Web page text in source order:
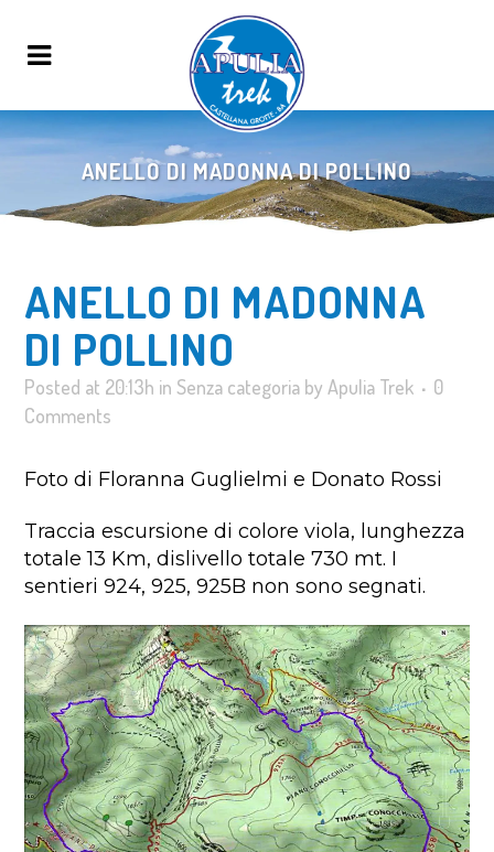
ANELLO DI MADONNA DI POLLINO
ANELLO DI MADONNA
DI POLLINO
Posted at 20:13h in Senza categoria byApulia Trek
0
Comments
Foto di Floranna Guglielmi e Donato Rossi
Traccia escursione di colore viola, lunghezza
totale 13 Km, dislivello totale 730 mt. I
sentieri 924, 925, 925B non sono segnati.